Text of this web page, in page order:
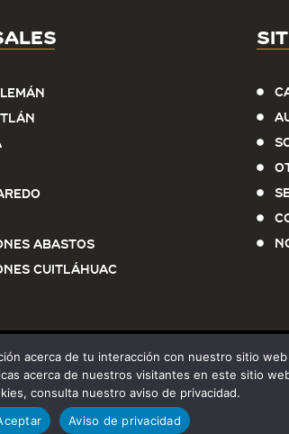
Abastos
Cuitláhuac
los derechos reservadosAviso de
acerca de tu interacción con nuestro sitio
acerca de nuestros visitantes en este sitio
consulta nuestro aviso de privacidad.
Aviso de privacidad